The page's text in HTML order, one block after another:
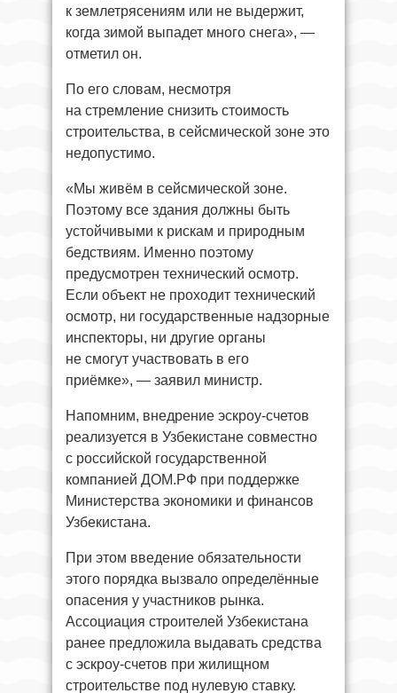
к землетрясениям или не выдержит,
когда зимой выпадет много снега», —
отметил он.
По его словам, несмотря
на стремление снизить стоимость
строительства, в сейсмической зоне это
недопустимо.
«Мы живём в сейсмической зоне.
Поэтому все здания должны быть
устойчивыми к рискам и природным
бедствиям. Именно поэтому
предусмотрен технический осмотр.
Если объект не проходит технический
осмотр, ни государственные надзорные
инспекторы, ни другие органы
не смогут участвовать в его
приёмке», — заявил министр.
Напомним, внедрение эскроу-счетов
реализуется в Узбекистане совместно
с российской государственной
компанией ДОМ.РФ при поддержке
Министерства экономики и финансов
Узбекистана.
При этом введение обязательности
этого порядка вызвало определённые
опасения у участников рынка.
Ассоциация строителей Узбекистана
ранее предложила выдавать средства
с эскроу-счетов при жилищном
строительстве под нулевую ставку.